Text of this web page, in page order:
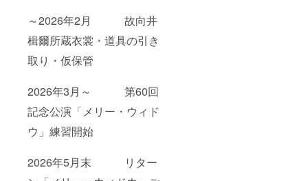
～2026年2月 故向井
楫爾所蔵衣裳・道具の引き
取り・仮保管
2026年3月～ 第60回
記念公演「メリー・ウィド
ウ」練習開始
2026年5月末 リター